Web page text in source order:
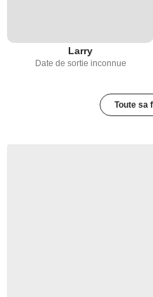
Larry
Date de sortie inconnue
Toute sa